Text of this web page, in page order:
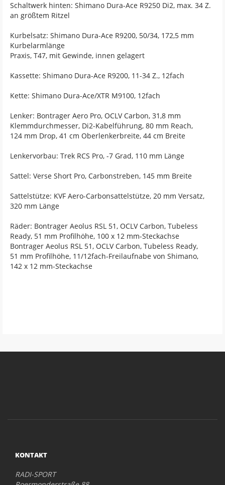
Schaltwerk hinten: Shimano Dura-Ace R9250 Di2, max. 34 Z.
an größtem Ritzel
Kurbelsatz: Shimano Dura-Ace R9200, 50/34, 172,5 mm
Kurbelarmlänge
Praxis, T47, mit Gewinde, innen gelagert
Kassette: Shimano Dura-Ace R9200, 11-34 Z., 12fach
Kette: Shimano Dura-Ace/XTR M9100, 12fach
Lenker: Bontrager Aero Pro, OCLV Carbon, 31,8 mm
Klemmdurchmesser, Di2-Kabelführung, 80 mm Reach,
124 mm Drop, 41 cm Oberlenkerbreite, 44 cm Breite
Lenkervorbau: Trek RCS Pro, -7 Grad, 110 mm Länge
Sattel: Verse Short Pro, Carbonstreben, 145 mm Breite
Sattelstütze: KVF Aero-Carbonsattelstütze, 20 mm Versatz,
320 mm Länge
Räder: Bontrager Aeolus RSL 51, OCLV Carbon, Tubeless
Ready, 51 mm Profilhöhe, 100 x 12 mm-Steckachse
Bontrager Aeolus RSL 51, OCLV Carbon, Tubeless Ready,
51 mm Profilhöhe, 11/12fach-Freilaufnabe von Shimano,
142 x 12 mm-Steckachse
KONTAKT
RADI-SPORT